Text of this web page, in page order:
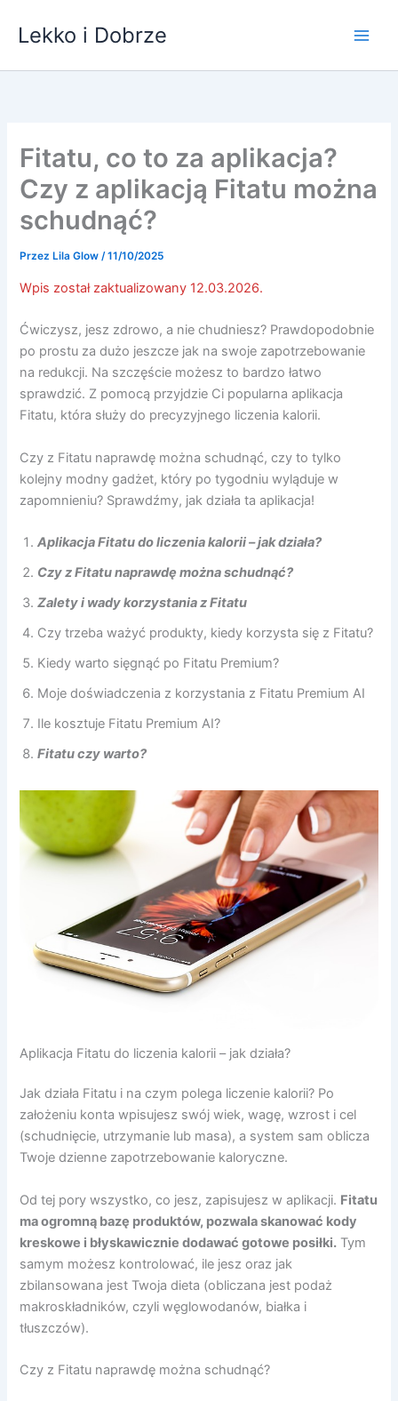
Lekko i Dobrze
Fitatu, co to za aplikacja?
Czy z aplikacją Fitatu można
schudnąć?
Przez Lila Glow/11/10/2025
Wpis został zaktualizowany 12.03.2026.
Ćwiczysz, jesz zdrowo, a nie chudniesz? Prawdopodobnie
po prostu za dużo jeszcze jak na swoje zapotrzebowanie
na redukcji. Na szczęście możesz to bardzo łatwo
sprawdzić. Z pomocą przyjdzie Ci popularna aplikacja
Fitatu, która służy do precyzyjnego liczenia kalorii.
Czy z Fitatu naprawdę można schudnąć, czy to tylko
kolejny modny gadżet, który po tygodniu wyląduje w
zapomnieniu? Sprawdźmy, jak działa ta aplikacja!
Aplikacja Fitatu do liczenia kalorii – jak działa?
Czy z Fitatu naprawdę można schudnąć?
Zalety i wady korzystania z Fitatu
Czy trzeba ważyć produkty, kiedy korzysta się z Fitatu?
Kiedy warto sięgnąć po Fitatu Premium?
Moje doświadczenia z korzystania z Fitatu Premium AI
Ile kosztuje Fitatu Premium AI?
Fitatu czy warto?
Aplikacja Fitatu do liczenia kalorii – jak działa?
Jak działa Fitatu i na czym polega liczenie kalorii? Po
założeniu konta wpisujesz swój wiek, wagę, wzrost i cel
(schudnięcie, utrzymanie lub masa), a system sam oblicza
Twoje dzienne zapotrzebowanie kaloryczne.
Od tej pory wszystko, co jesz, zapisujesz w aplikacji. Fitatu
ma ogromną bazę produktów, pozwala skanować kody
kreskowe i błyskawicznie dodawać gotowe posiłki. Tym
samym możesz kontrolować, ile jesz oraz jak
zbilansowana jest Twoja dieta (obliczana jest podaż
makroskładników, czyli węglowodanów, białka i
tłuszczów).
Czy z Fitatu naprawdę można schudnąć?